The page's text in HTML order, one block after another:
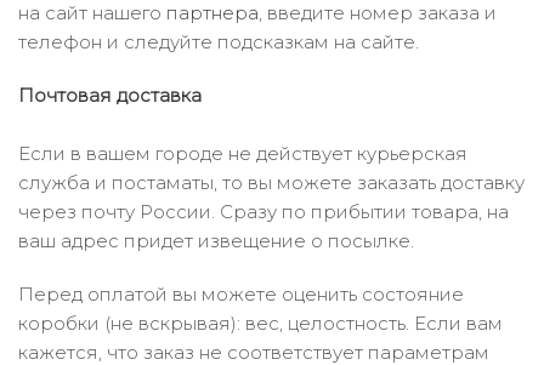
на сайт нашего партнера, введите номер заказа и
телефон и следуйте подсказкам на сайте.
Почтовая доставка
Если в вашем городе не действует курьерская
служба и постаматы, то вы можете заказать доставку
через почту России. Сразу по прибытии товара, на
ваш адрес придет извещение о посылке.
Перед оплатой вы можете оценить состояние
коробки (не вскрывая): вес, целостность. Если вам
кажется, что заказ не соответствует параметрам